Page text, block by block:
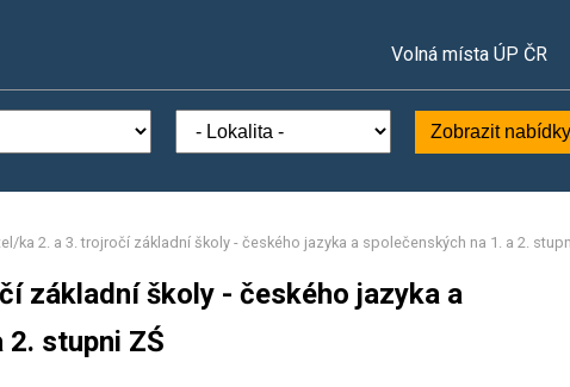
Volná místa ÚP ČR
Zobrazit nabídky
ka 2. a 3. trojročí základní školy - českého jazyka a společenských na 1. a 2.
základní školy - českého jazyka a
2. stupni ZŚ